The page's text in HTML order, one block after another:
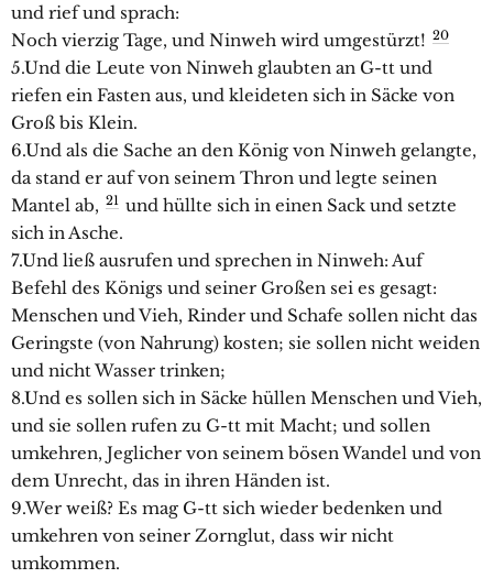
und rief und sprach:
Noch vierzig Tage, und Ninweh wird umgestürzt! 20
5.Und die Leute von Ninweh glaubten an G-tt und
riefen ein Fasten aus, und kleideten sich in Säcke von
Groß bis Klein.
6.Und als die Sache an den König von Ninweh gelangte,
da stand er auf von seinem Thron und legte seinen
Mantel ab, 21 und hüllte sich in einen Sack und setzte
sich in Asche.
7.Und ließ ausrufen und sprechen in Ninweh: Auf
Befehl des Königs und seiner Großen sei es gesagt:
Menschen und Vieh, Rinder und Schafe sollen nicht das
Geringste (von Nahrung) kosten; sie sollen nicht weiden
und nicht Wasser trinken;
8.Und es sollen sich in Säcke hüllen Menschen und Vieh,
und sie sollen rufen zu G-tt mit Macht; und sollen
umkehren, Jeglicher von seinem bösen Wandel und von
dem Unrecht, das in ihren Händen ist.
9.Wer weiß? Es mag G-tt sich wieder bedenken und
umkehren von seiner Zornglut, dass wir nicht
umkommen.